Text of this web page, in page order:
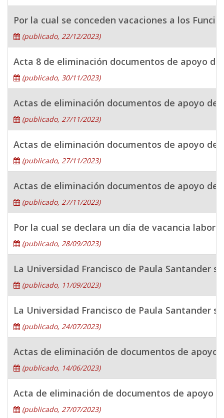
Por la cual se conceden vacaciones a los
(publicado, 22/12/2023)
Acta 8 de eliminación documentos de apoyo
(publicado, 30/11/2023)
Actas de eliminación documentos de apoyo de
(publicado, 27/11/2023)
Actas de eliminación documentos de apoyo
(publicado, 27/11/2023)
Actas de eliminación documentos de apoyo
(publicado, 27/11/2023)
Por la cual se declara un día de vacancia
(publicado, 28/09/2023)
La Universidad Francisco de Paula Santander
(publicado, 11/09/2023)
La Universidad Francisco de Paula Santander
(publicado, 24/07/2023)
Actas de eliminación de documentos de
(publicado, 14/06/2023)
Acta de eliminación de documentos de apoyo
(publicado, 27/07/2023)